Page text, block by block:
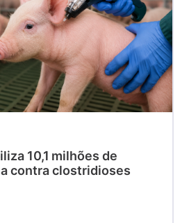
10,1 milhões de
contra clostridioses